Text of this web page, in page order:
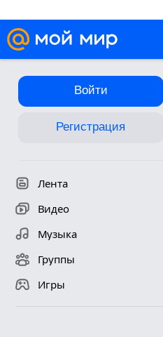
Войти
Регистрация
Лента
Видео
Музыка
Группы
Игры